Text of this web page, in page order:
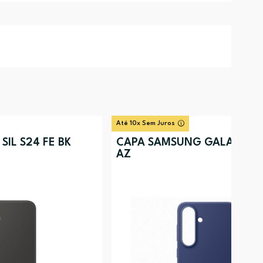
S24 FE BK
Até 10x Sem Juros
CAPA SAMSUNG GALAXY
AZ